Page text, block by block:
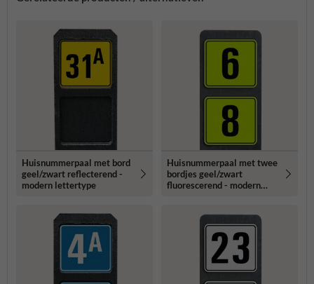
Huisnummerpaal met bord
geel/zwart reflecterend -
modern lettertype
Huisnummerpaal met twee
bordjes geel/zwart
fluorescerend - modern